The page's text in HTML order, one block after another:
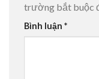
trường bắt buộc
Bình luận *